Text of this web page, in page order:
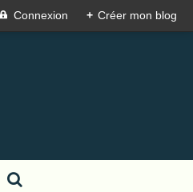
Connexion + Créer mon blog